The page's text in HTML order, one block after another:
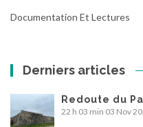
Documentation Et Lectures
Derniers articles
Redoute du
22 h 03 min 03 Nov